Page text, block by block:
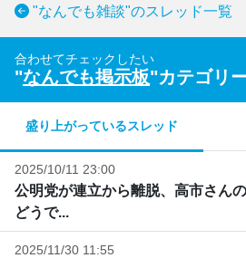
"なんでも雑談"のスレッド一覧
合わせてチェックしたい
"なんでも掲示板"カテゴリ
盛り上がっているスレッド
2025/10/11 23:00
公明党が連立から離脱、高市さん
どうで...
2025/11/30 11:55